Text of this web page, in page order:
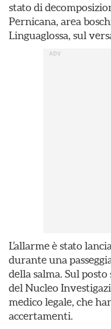
stato di
Pernicana, area
Linguaglossa, sul
L’allarme è stato
durante una
della salma. Sul
del Nucleo
medico legale, che
accertamenti.